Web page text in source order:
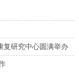
复研究中心圆满举办